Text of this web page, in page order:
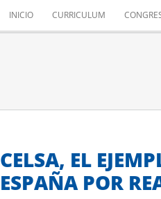
INICIO CURRICULUM
CELSA, EL
ESPAÑA POR